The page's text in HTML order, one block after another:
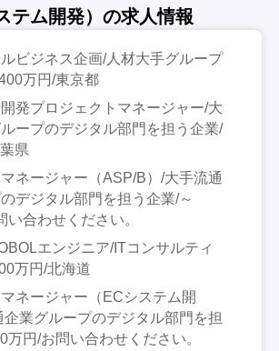
テム開発）の求人情報
ビジネス企画/人材大手グループ
万円/東京都
発プロジェクトマネージャー/大
ープのデジタル部門を担う企業/
県
ネージャー（ASP/B）/大手流通
デジタル部門を担う企業/～
い合わせください。
エンジニア/ITコンサルティ
万円/北海道
ネージャー（ECシステム開
業グループのデジタル部門を担
万円/お問い合わせください。